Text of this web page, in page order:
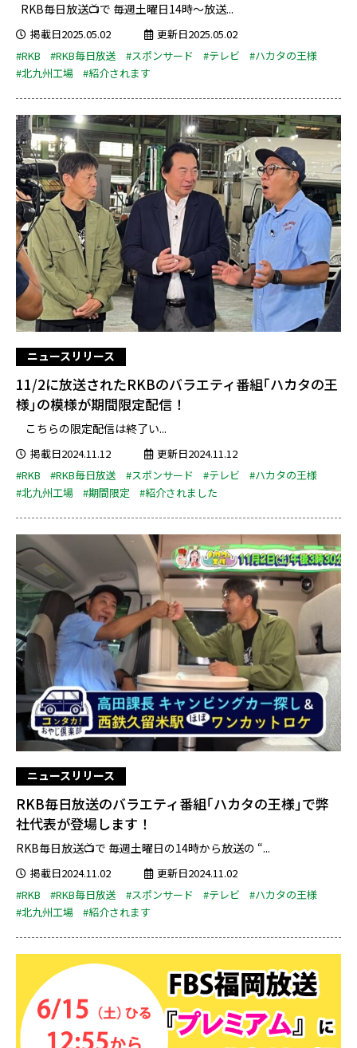
RKB毎日放送📺で 毎週土曜日14時～放送...
掲載日2025.05.02
更新日2025.05.02
#RKB
#RKB毎日放送 #スポンサード #テレビ
#ハカタの王様
#北九州工場
#紹介されます
ニュースリリース
11/2に放送されたRKBのバラエティ番組｢ハカタの王
様｣の模様が期間限定配信！
こちらの限定配信は終了い...
掲載日2024.11.12
更新日2024.11.12
#RKB
#RKB毎日放送 #スポンサード #テレビ
#ハカタの王様
#北九州工場
#期間限定 #紹介されました
ニュースリリース
RKB毎日放送のバラエティ番組｢ハカタの王様｣で弊
社代表が登場します！
RKB毎日放送📺で 毎週土曜日の14時から放送の “...
掲載日2024.11.02
更新日2024.11.02
#RKB
#RKB毎日放送 #スポンサード #テレビ
#ハカタの王様
#北九州工場
#紹介されます